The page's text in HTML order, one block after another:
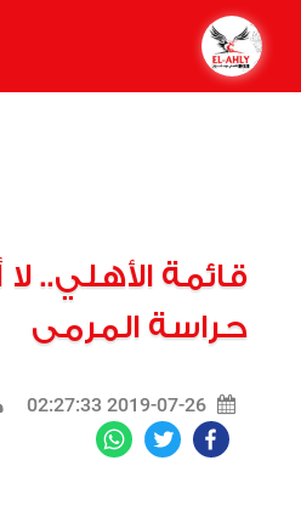
قائمة الأهلي..
حراسة المرمى
2019-07-26 02:27:33
Facebook
Twitter